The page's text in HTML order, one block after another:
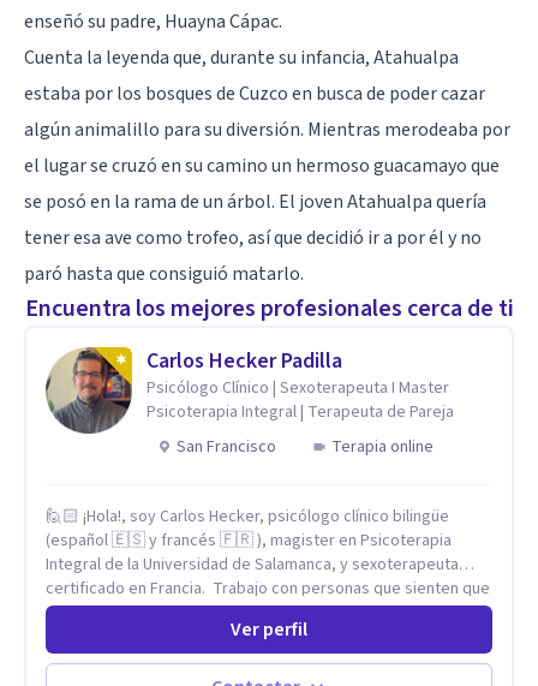
enseñó su padre, Huayna Cápac.
Cuenta la leyenda que, durante su infancia, Atahualpa
estaba por los bosques de Cuzco en busca de poder cazar
algún animalillo para su diversión. Mientras merodeaba por
el lugar se cruzó en su camino un hermoso guacamayo que
se posó en la rama de un árbol. El joven Atahualpa quería
tener esa ave como trofeo, así que decidió ir a por él y no
paró hasta que consiguió matarlo.
Encuentra los mejores profesionales cerca de ti
Carlos Hecker Padilla
Psicólogo Clínico | Sexoterapeuta I Master
Psicoterapia Integral | Terapeuta de Pareja
San Francisco
Terapia online
🙋🏻 ¡Hola!, soy Carlos Hecker, psicólogo clínico bilingüe
(español 🇪🇸 y francés 🇫🇷 ), magister en Psicoterapia
Integral de la Universidad de Salamanca, y sexoterapeuta
certificado en Francia. Trabajo con personas que sienten que
algo en su vida dejó de calzar: ansiedad que se desborda,
tristeza que no se va, duelos que se alargan, relaciones que
repiten el mismo patrón o preguntas en torno a la sexualidad
Ver perfil